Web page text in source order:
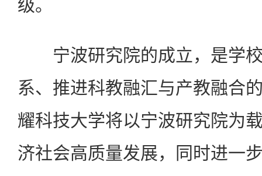
级。
宁波研究院的成立，是学校
系、推进科教融汇与产教融合
耀科技大学将以宁波研究院为
济社会高质量发展，同时进一